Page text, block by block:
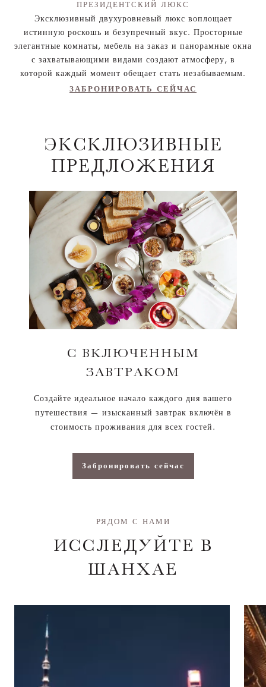
ПРЕЗИДЕНТСКИЙ ЛЮКС
Эксклюзивный двухуровневый люкс воплощает
истинную роскошь и безупречный вкус. Просторные
элегантные комнаты, мебель на заказ и панорамные окна
с захватывающими видами создают атмосферу, в
которой каждый момент обещает стать незабываемым.
ЗАБРОНИРОВАТЬ СЕЙЧАС
ЭКСКЛЮЗИВНЫЕ
ПРЕДЛОЖЕНИЯ
С ВКЛЮЧЕННЫМ
ЗАВТРАКОМ
Создайте идеальное начало каждого дня вашего
путешествия — изысканный завтрак включён в
стоимость проживания для всех гостей.
Забронировать сейчас
РЯДОМ С НАМИ
ИССЛЕДУЙТЕ В
ШАНХАЕ